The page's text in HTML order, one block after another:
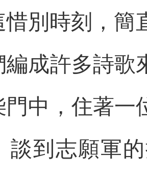
惜別時刻，簡
編成許多詩歌
門中，住著一
談到志願軍